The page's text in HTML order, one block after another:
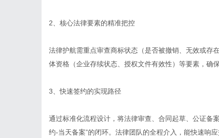
2、核心法律要素的精准把控
法律护航需重点审查商标状态（是否被撤销、无效或存
体资格（企业存续状态、授权文件有效性）等要素，确
3、快速签约的实现路径
通过标准化流程设计，将法律审查、合同起草、公证备
约-当天备案”的闭环。法律团队的全程介入，能快速响